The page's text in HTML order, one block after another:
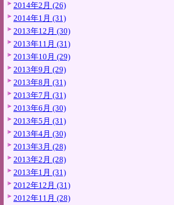
2014年2月 (26)
2014年1月 (31)
2013年12月 (30)
2013年11月 (31)
2013年10月 (29)
2013年9月 (29)
2013年8月 (31)
2013年7月 (31)
2013年6月 (30)
2013年5月 (31)
2013年4月 (30)
2013年3月 (28)
2013年2月 (28)
2013年1月 (31)
2012年12月 (31)
2012年11月 (28)